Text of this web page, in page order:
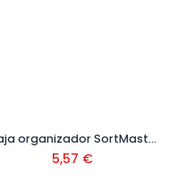
Caja organizador SortMaster
5,57 €